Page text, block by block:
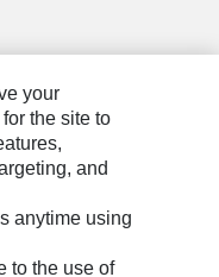
your
the site to
and
anytime using
to the use of